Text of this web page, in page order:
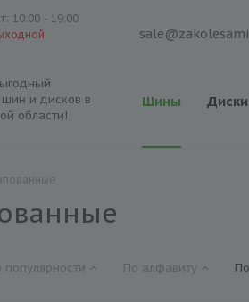
10:00 - 19:00
шин и дисков в
области!
Шины Диски
популярности По алфавиту